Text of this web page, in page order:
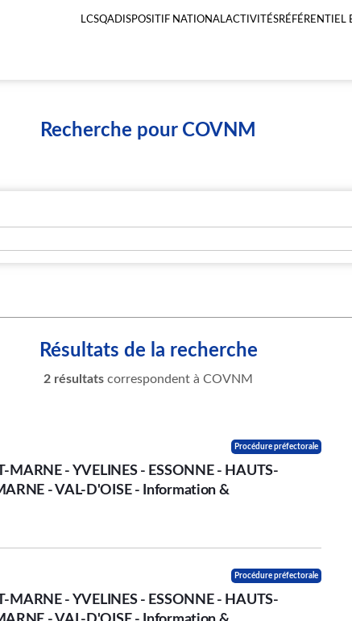
LCSQADISPOSITIF NATIONALACTIVITÉSRÉFÉRENTIEL
Recherche pour COVNM
Résultats de la recherche
2 résultats correspondent à COVNM
Procédure préfectorale
MARNE - YVELINES - ESSONNE - HAUTS-
- VAL-D'OISE - Information &
Procédure préfectorale
MARNE - YVELINES - ESSONNE - HAUTS-